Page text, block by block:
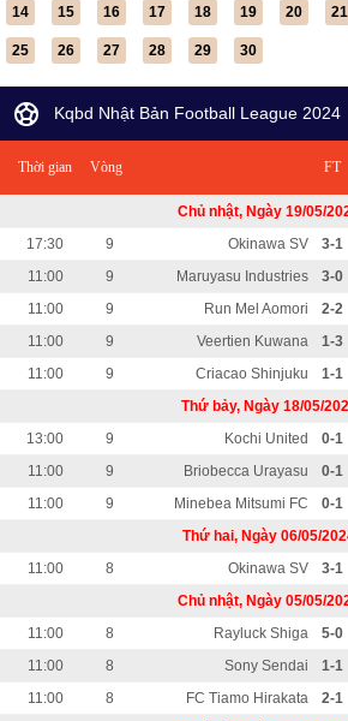
14 15 16 17 18 19 20 21
25 26 27 28 29 30
Kqbd Nhật Bản Football League 2024
Thời gian Vòng FT
Chủ nhật, Ngày 19/05/
17:30
9 Okinawa SV 3-1
11:00
9 Maruyasu Industries 3-0
11:00
9 Run Mel Aomori 2-2
11:00
9 Veertien Kuwana 1-3
11:00
9 Criacao Shinjuku 1-1
Thứ bảy, Ngày 18/05/
13:00
9 Kochi United 0-1
11:00
9 Briobecca Urayasu 0-1
11:00
9 Minebea Mitsumi FC 0-1
Thứ hai, Ngày 06/05/
11:00
8 Okinawa SV 3-1
Chủ nhật, Ngày 05/05/
11:00
8 Rayluck Shiga 5-0
11:00
8 Sony Sendai 1-1
11:00
8 FC Tiamo Hirakata 2-1